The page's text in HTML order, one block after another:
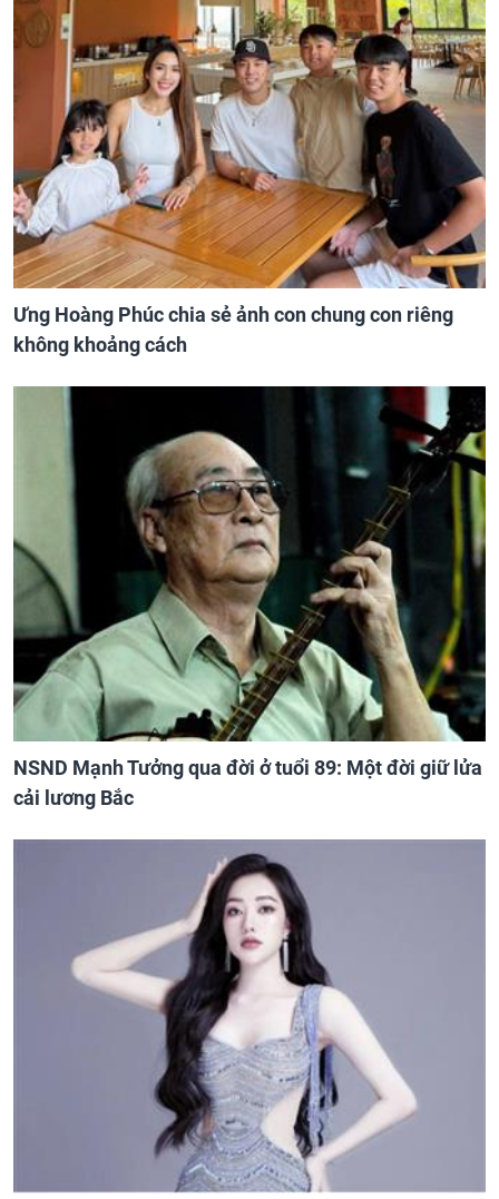
Ưng Hoàng Phúc chia sẻ ảnh con chung con riêng
không khoảng cách
NSND Mạnh Tưởng qua đời ở tuổi 89: Một đời giữ lửa
cải lương Bắc